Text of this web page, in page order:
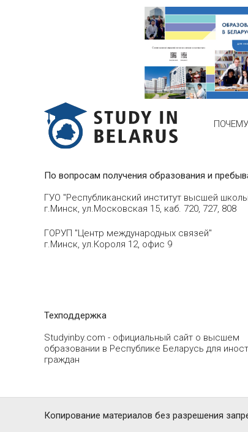
По вопросам получения образования и
ГУО "Республиканский институт высшей
г.Минск, ул.Московская 15, каб. 720, 727, 808
ГОРУП "Центр международных связей"
г.Минск, ул.Короля 12, офис 9
Техподдержка
Studyinby.com - официальный сайт о высшем
образовании в Республике Беларусь для
граждан
Копирование материалов без разрешения